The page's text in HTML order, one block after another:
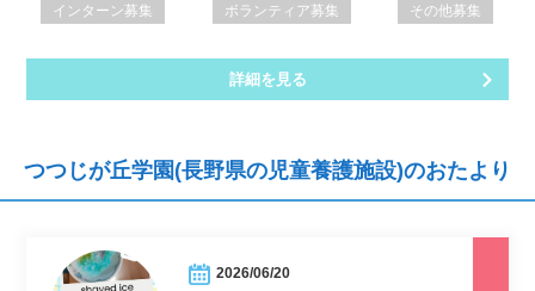
インターン募集
ボランティア募集 その他募集
詳細を見る
つつじが丘学園(長野県の児童養護施設)のおたより
2026/06/20